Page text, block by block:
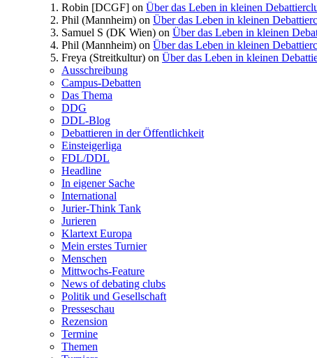
Robin [DCGF] on Über das Leben in kleinen
Phil (Mannheim) on Über das Leben in kleinen
Samuel S (DK Wien) on Über das Leben in kleinen
Phil (Mannheim) on Über das Leben in kleinen
Freya (Streitkultur) on Über das Leben in kleinen
Ausschreibung
Campus-Debatten
Das Thema
DDG
DDL-Blog
Debattieren in der Öffentlichkeit
Einsteigerliga
FDL/DDL
Headline
In eigener Sache
International
Jurier-Think Tank
Jurieren
Klartext Europa
Mein erstes Turnier
Menschen
Mittwochs-Feature
News of debating clubs
Politik und Gesellschaft
Presseschau
Rezension
Termine
Themen